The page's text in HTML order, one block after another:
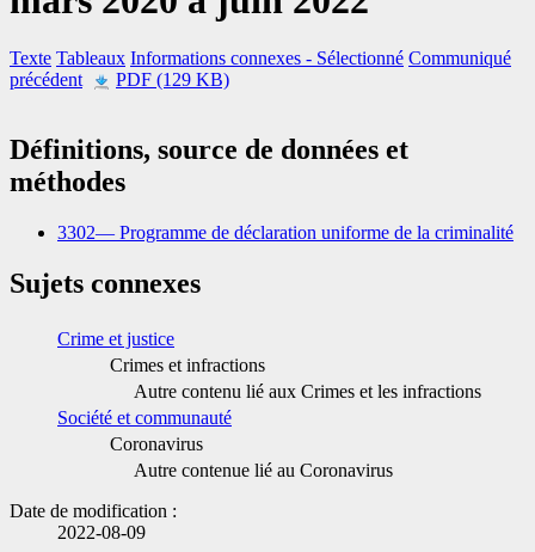
Texte Tableaux Informations connexes - Sélectionné Communiqué
précédent
PDF (129 KB)
Définitions, source de données et
méthodes
3302— Programme de déclaration uniforme de la criminalité
Sujets connexes
Crime et justice
Crimes et infractions
Autre contenu lié aux Crimes et les infractions
Société et communauté
Coronavirus
Autre contenue lié au Coronavirus
Date de modification :
2022-08-09